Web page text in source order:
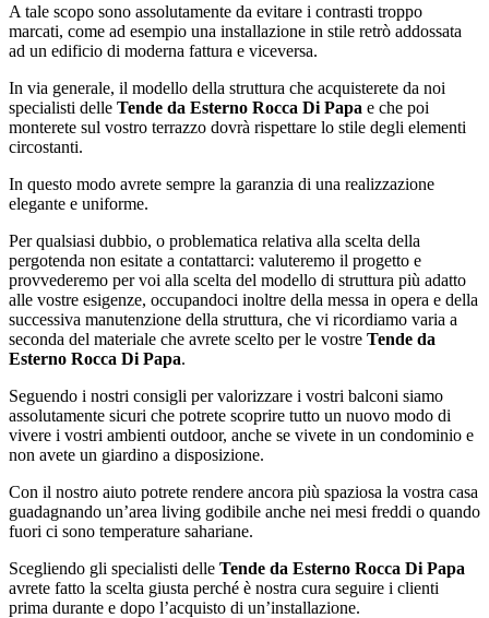
A tale scopo sono assolutamente da evitare i contrasti troppo
marcati, come ad esempio una installazione in stile retrò addossata
ad un edificio di moderna fattura e viceversa.
In via generale, il modello della struttura che acquisterete da noi
specialisti delle Tende da Esterno Rocca Di Papa e che poi
monterete sul vostro terrazzo dovrà rispettare lo stile degli elementi
circostanti.
In questo modo avrete sempre la garanzia di una realizzazione
elegante e uniforme.
Per qualsiasi dubbio, o problematica relativa alla scelta della
pergotenda non esitate a contattarci: valuteremo il progetto e
provvederemo per voi alla scelta del modello di struttura più adatto
alle vostre esigenze, occupandoci inoltre della messa in opera e della
successiva manutenzione della struttura, che vi ricordiamo varia a
seconda del materiale che avrete scelto per le vostre Tende da
Esterno Rocca Di Papa.
Seguendo i nostri consigli per valorizzare i vostri balconi siamo
assolutamente sicuri che potrete scoprire tutto un nuovo modo di
vivere i vostri ambienti outdoor, anche se vivete in un condominio e
non avete un giardino a disposizione.
Con il nostro aiuto potrete rendere ancora più spaziosa la vostra casa
guadagnando un’area living godibile anche nei mesi freddi o quando
fuori ci sono temperature sahariane.
Scegliendo gli specialisti delle Tende da Esterno Rocca Di Papa
avrete fatto la scelta giusta perché è nostra cura seguire i clienti
prima durante e dopo l’acquisto di un’installazione.